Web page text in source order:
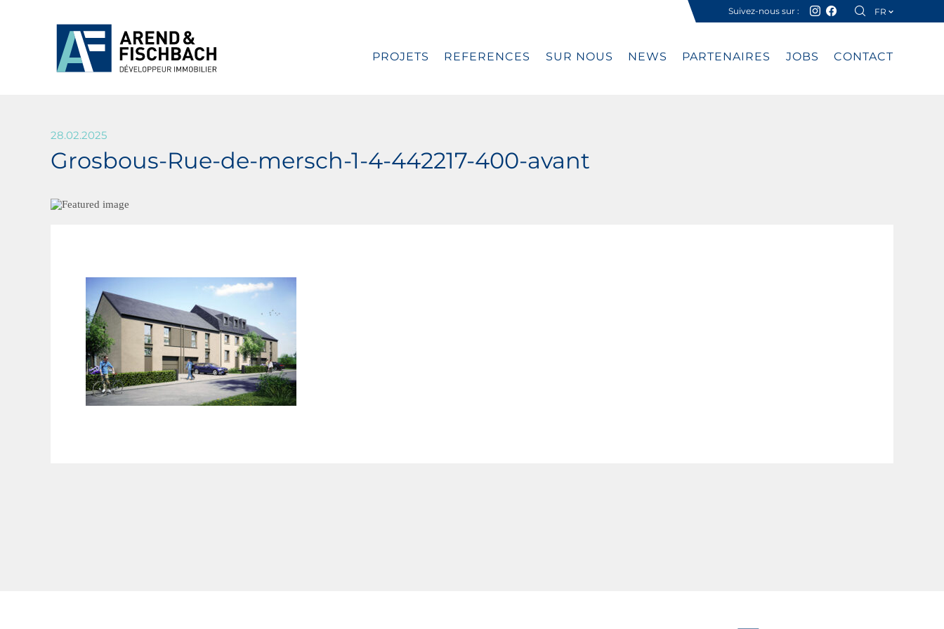
Suivez-nous sur : FR
PROJETS REFERENCES SUR NOUS NEWS PARTENAIRES JOBS CONTACT
28.02.2025
Grosbous-Rue-de-mersch-1-4-442217-400-avant